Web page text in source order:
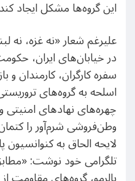
این گروه‌ها مشکل ایجاد
علیرغم شعار «نه غزه، نه
در خیابان‌های ایران،
سفره کارگران، کارمندان
اسلحه به گروه‌های
چهره‌های نهادهای امنیتی
وطن‌فروشی شرم‌آور را
لایحه الحاق به
تلگرامی خود نوشت: